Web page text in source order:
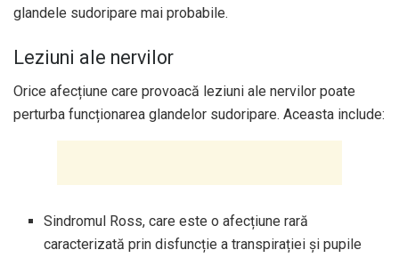
glandele sudoripare mai probabile.
Leziuni ale nervilor
Orice afecțiune care provoacă leziuni ale nervilor poate
perturba funcționarea glandelor sudoripare. Aceasta include:
Sindromul Ross, care este o afecțiune rară
caracterizată prin disfuncție a transpirației și pupile